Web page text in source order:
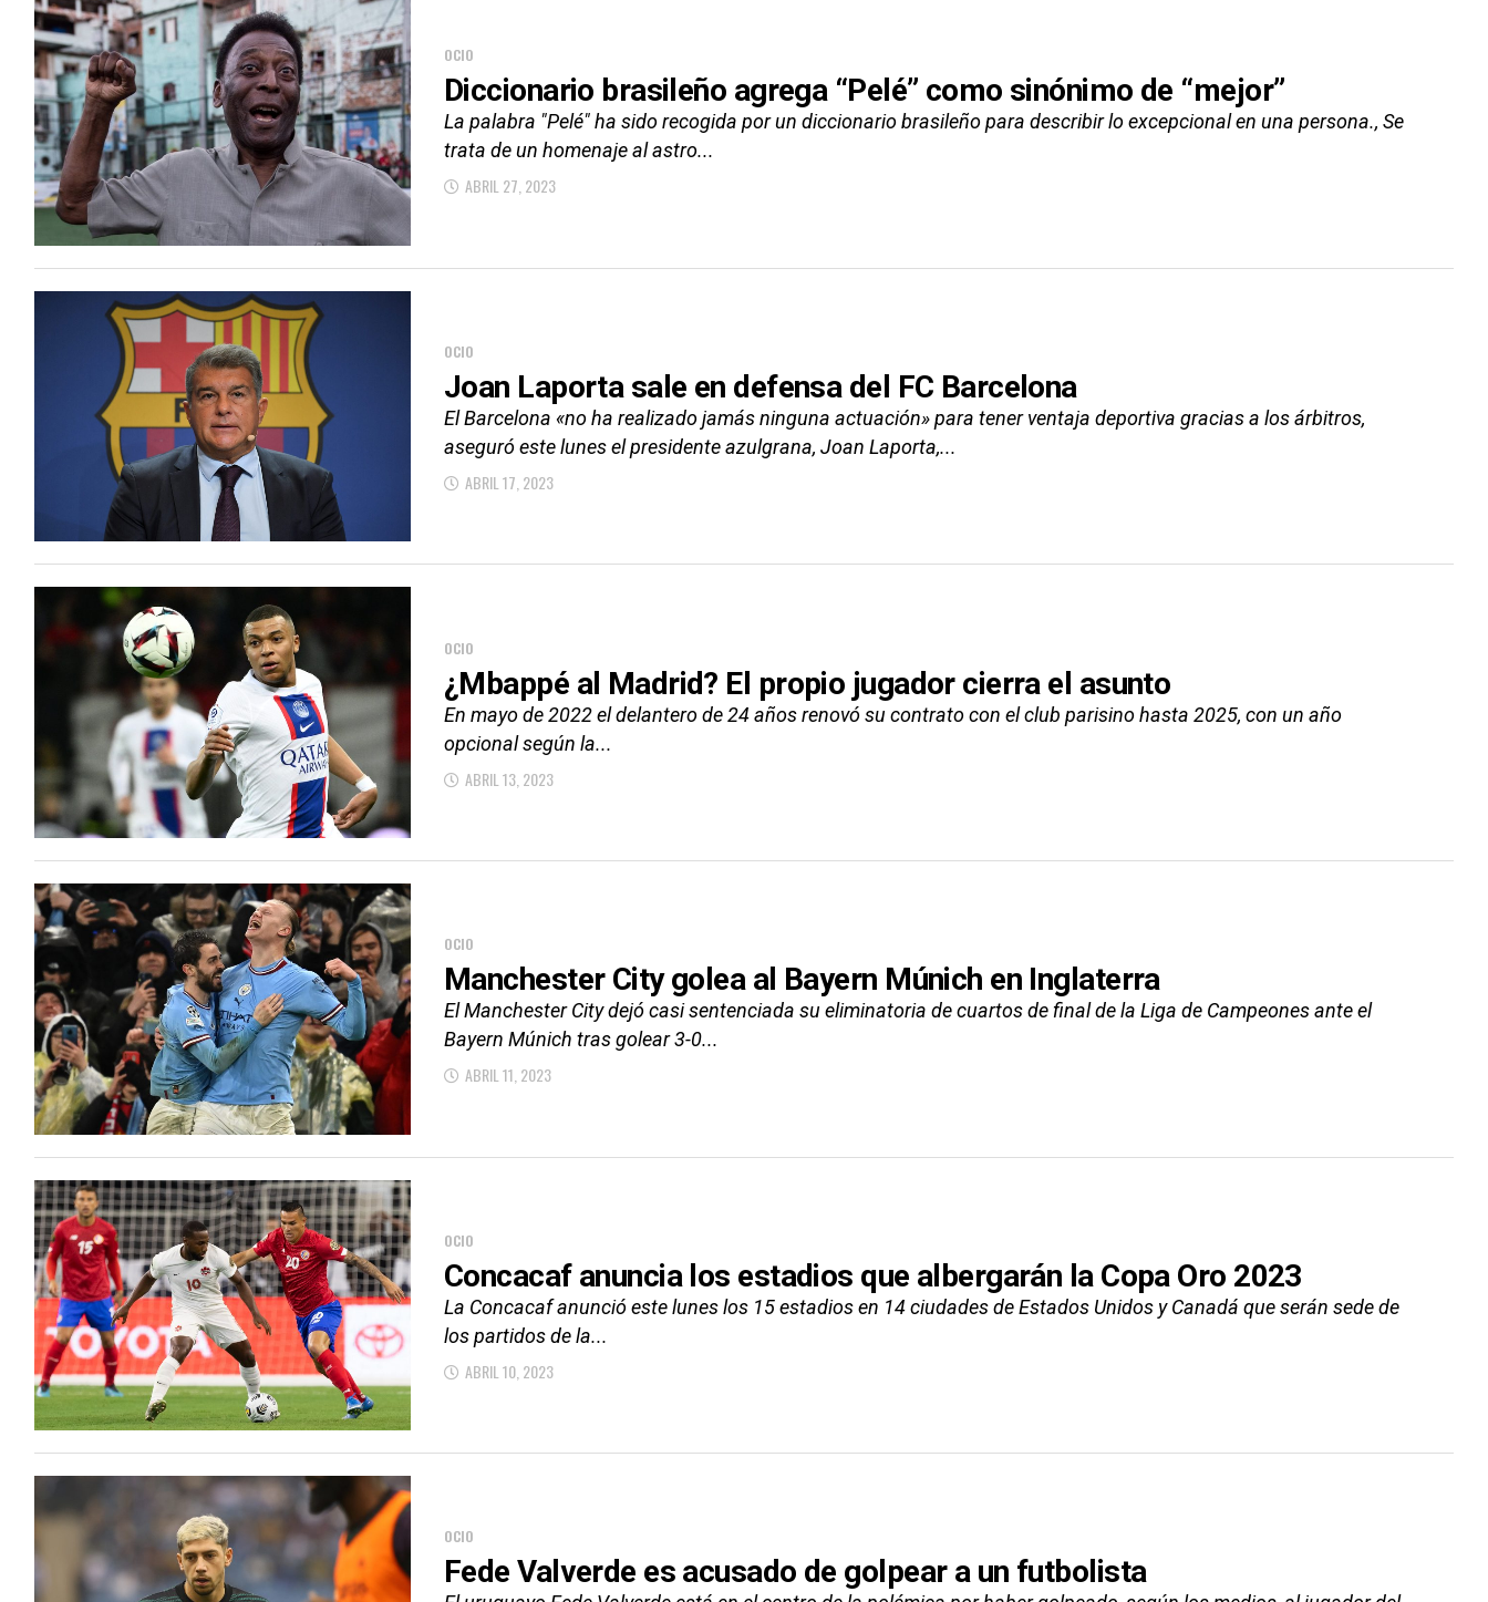
OCIO
Diccionario brasileño agrega “Pelé” como sinónimo de “mejor”
La palabra "Pelé" ha sido recogida por un diccionario brasileño para describir lo excepcional en una persona., Se
trata de un homenaje al astro...
ABRIL 27, 2023
OCIO
Joan Laporta sale en defensa del FC Barcelona
El Barcelona «no ha realizado jamás ninguna actuación» para tener ventaja deportiva gracias a los árbitros,
aseguró este lunes el presidente azulgrana, Joan Laporta,...
ABRIL 17, 2023
OCIO
¿Mbappé al Madrid? El propio jugador cierra el asunto
En mayo de 2022 el delantero de 24 años renovó su contrato con el club parisino hasta 2025, con un año
opcional según la...
ABRIL 13, 2023
OCIO
Manchester City golea al Bayern Múnich en Inglaterra
El Manchester City dejó casi sentenciada su eliminatoria de cuartos de final de la Liga de Campeones ante el
Bayern Múnich tras golear 3-0...
ABRIL 11, 2023
OCIO
Concacaf anuncia los estadios que albergarán la Copa Oro 2023
La Concacaf anunció este lunes los 15 estadios en 14 ciudades de Estados Unidos y Canadá que serán sede de
los partidos de la...
ABRIL 10, 2023
OCIO
Fede Valverde es acusado de golpear a un futbolista